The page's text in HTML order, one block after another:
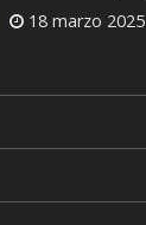
18 marzo 2025